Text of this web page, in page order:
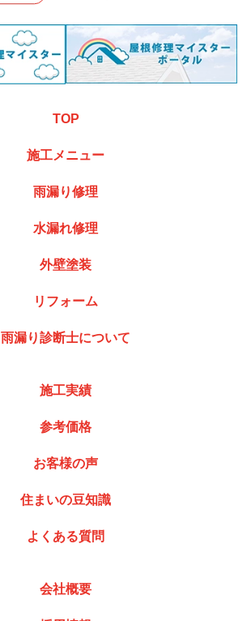
TOP
施工メニュー
雨漏り修理
水漏れ修理
外壁塗装
リフォーム
雨漏り診断士について
施工実績
参考価格
お客様の声
住まいの豆知識
よくある質問
会社概要